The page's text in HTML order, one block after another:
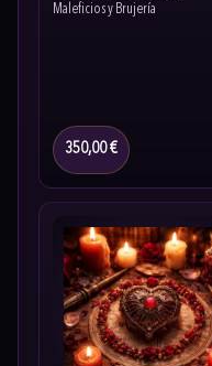
Maleficios y Brujería
350,00 €